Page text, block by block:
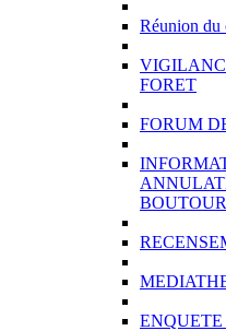
Réunion du
FORET
FORUM